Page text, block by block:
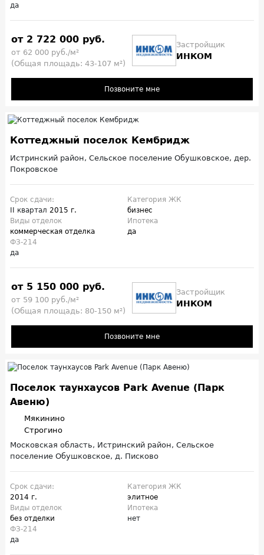
да
от 2 722 000 руб.
от 62 000 руб./м²
(Общая площадь: 43-107 м²)
Застройщик
ИНКОМ
Позвоните мне
Коттеджный поселок Кембридж
Истринский район, Сельское поселение Обушковское, дер.
Покровское
Срок сдачи:
II квартал 2015 г.
Категория ЖК
бизнес
Виды отделок
коммерческая отделка
Ипотека
да
ФЗ-214
да
от 5 150 000 руб.
от 59 100 руб./м²
(Общая площадь: 80-150 м²)
Застройщик
ИНКОМ
Позвоните мне
Поселок таунхаусов Park Avenue (Парк
Авеню)
Мякинино
Строгино
Московская область, Истринский район, Сельское
поселение Обушковское, д. Писково
Срок сдачи:
2014 г.
Категория ЖК
элитное
Виды отделок
без отделки
Ипотека
нет
ФЗ-214
да